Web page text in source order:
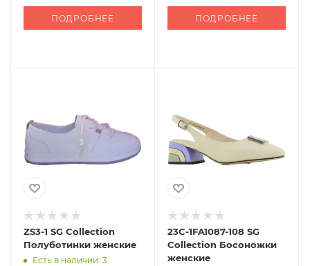
ПОДРОБНЕЕ ПОДРОБНЕЕ
ZS3-1 SG Collection
Полуботинки женские
Есть в наличии: 3
23C-1FA1087-108 SG
Collection Босоножки
женские